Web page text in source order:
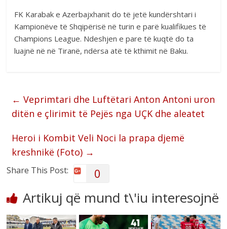
FK Karabak e Azerbajxhanit do të jetë kundërshtari i
Kampionëve të Shqipërisë në turin e parë kualifikues të
Champions League. Ndeshjen e pare të kuqtë do ta
luajnë në në Tiranë, ndërsa atë të kthimit në Baku.
← Veprimtari dhe Luftëtari Anton Antoni uron
ditën e çlirimit të Pejës nga UÇK dhe aleatet
Heroi i Kombit Veli Noci la prapa djemë
kreshnikë (Foto) →
Share This Post: 0
Artikuj që mund t\'iu interesojnë